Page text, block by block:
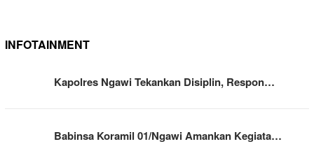
INFOTAINMENT
Kapolres Ngawi Tekankan Disiplin, Respon…
Babinsa Koramil 01/Ngawi Amankan Kegiata…